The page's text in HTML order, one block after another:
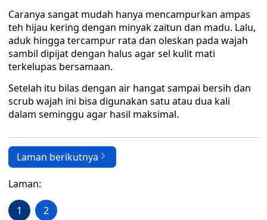
Caranya sangat mudah hanya mencampurkan ampas
teh hijau kering dengan minyak zaitun dan madu. Lalu,
aduk hingga tercampur rata dan oleskan pada wajah
sambil dipijat dengan halus agar sel kulit mati
terkelupas bersamaan.
Setelah itu bilas dengan air hangat sampai bersih dan
scrub wajah ini bisa digunakan satu atau dua kali
dalam seminggu agar hasil maksimal.
Laman berikutnya
Laman:
1 2